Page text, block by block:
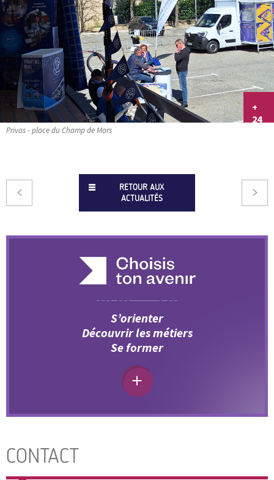
Privas - place du Champ de Mars
+
24
RETOUR AUX
ACTUALITÉS
S’orienter
Découvrir les métiers
Se former
CONTACT